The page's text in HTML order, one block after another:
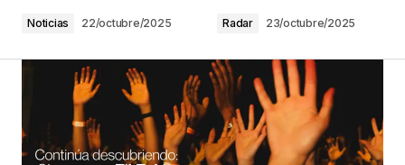
Noticias 22/octubre/2025 Radar 23/octubre/2025